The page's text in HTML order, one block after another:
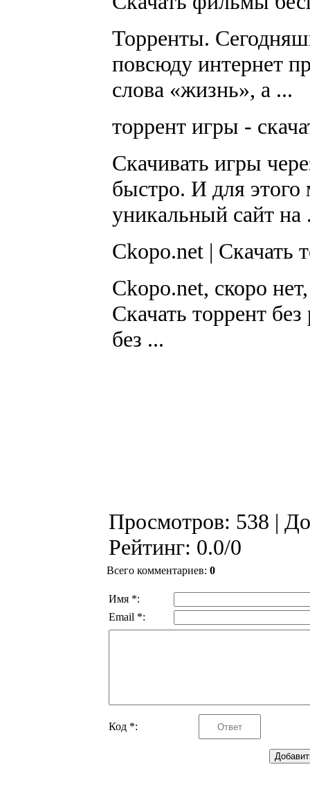
Торренты.
повсюду интернет
слова «жизнь», а ...
торрент игры -
Скачивать игры
быстро. И для этого
уникальный сайт на
Ckopo.net | Скачать
Ckopo.net, скоро
Скачать торрент
без ...
Просмотров: 538 |
Рейтинг: 0.0/0
Всего комментариев: 0
Имя *:
Email *:
Код *: